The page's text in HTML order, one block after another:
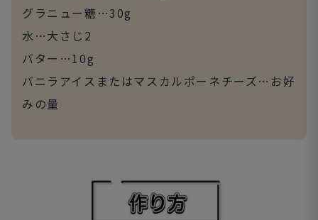
グラニュー糖…30g
水…大さじ2
バター…10g
バニラアイスまたはマスカルポーネチーズ…お好
みの量